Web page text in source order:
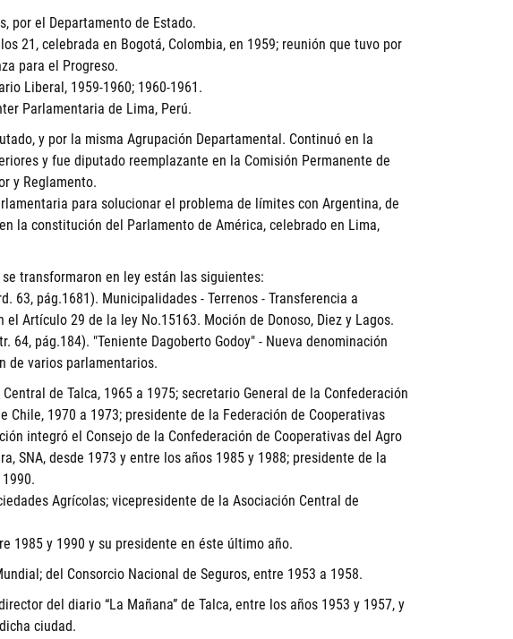
por el Departamento de Estado.
21, celebrada en Bogotá, Colombia, en 1959; reunión que tuvo por
para el Progreso.
Liberal, 1959-1960; 1960-1961.
Parlamentaria de Lima, Perú.
y por la misma Agrupación Departamental. Continuó en la
y fue diputado reemplazante en la Comisión Permanente de
y Reglamento.
para solucionar el problema de límites con Argentina, de
la constitución del Parlamento de América, celebrado en Lima,
transformaron en ley están las siguientes:
63, pág.1681). Municipalidades - Terrenos - Transferencia a
Artículo 29 de la ley No.15163. Moción de Donoso, Diez y Lagos.
64, pág.184). "Teniente Dagoberto Godoy" - Nueva denominación
de varios parlamentarios.
de Talca, 1965 a 1975; secretario General de la Confederación
Chile, 1970 a 1973; presidente de la Federación de Cooperativas
integró el Consejo de la Confederación de Cooperativas del Agro
SNA, desde 1973 y entre los años 1985 y 1988; presidente de la
Agrícolas; vicepresidente de la Asociación Central de
1985 y 1990 y su presidente en éste último año.
del Consorcio Nacional de Seguros, entre 1953 a 1958.
del diario “La Mañana” de Talca, entre los años 1953 y 1957, y
ciudad.